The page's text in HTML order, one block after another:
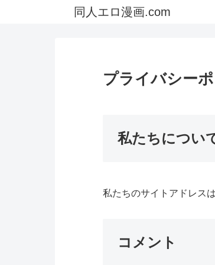
同人エロ漫画.com
プライバシー
私たちについ
私たちのサイトアドレス
コメント